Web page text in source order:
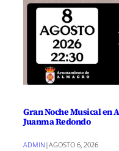
Gran Noche Musical en
Juanma Redondo
ADMIN |AGOSTO 6, 2026